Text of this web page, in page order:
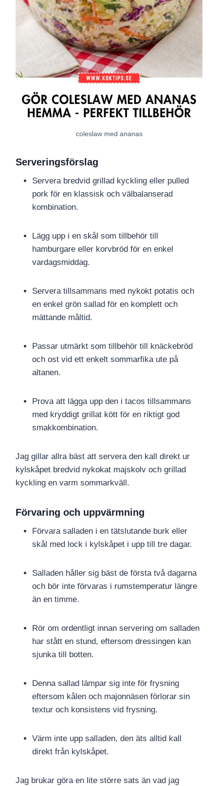
coleslaw med ananas
Serveringsförslag
Servera bredvid grillad kyckling eller pulled
pork för en klassisk och välbalanserad
kombination.
Lägg upp i en skål som tillbehör till
hamburgare eller korvbröd för en enkel
vardagsmiddag.
Servera tillsammans med nykokt potatis och
en enkel grön sallad för en komplett och
mättande måltid.
Passar utmärkt som tillbehör till knäckebröd
och ost vid ett enkelt sommarfika ute på
altanen.
Prova att lägga upp den i tacos tillsammans
med kryddigt grillat kött för en riktigt god
smakkombination.
Jag gillar allra bäst att servera den kall direkt ur
kylskåpet bredvid nykokat majskolv och grillad
kyckling en varm sommarkväll.
Förvaring och uppvärmning
Förvara salladen i en tätslutande burk eller
skål med lock i kylskåpet i upp till tre dagar.
Salladen håller sig bäst de första två dagarna
och bör inte förvaras i rumstemperatur längre
än en timme.
Rör om ordentligt innan servering om salladen
har stått en stund, eftersom dressingen kan
sjunka till botten.
Denna sallad lämpar sig inte för frysning
eftersom kålen och majonnäsen förlorar sin
textur och konsistens vid frysning.
Värm inte upp salladen, den äts alltid kall
direkt från kylskåpet.
Jag brukar göra en lite större sats än vad jag